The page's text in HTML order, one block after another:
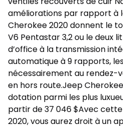
améliorations par rapport à
Cherokee 2020 donnent le
V6 Pentastar 3,2 ou le deux
d’office à la transmission
automatique à 9 rapports,
nécessairement au rendez-
en hors route.Jeep
dotation parmi les plus
partir de 37 046 $Avec
2020, vous aurez droit à un